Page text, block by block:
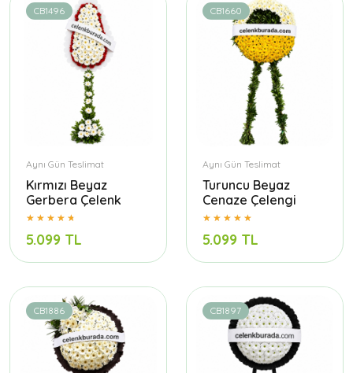
CB1496
Aynı Gün Teslimat
Kırmızı Beyaz
Gerbera Çelenk
5.099 TL
CB1660
Aynı Gün Teslimat
Turuncu Beyaz
Cenaze Çelengi
5.099 TL
CB1886 CB1897